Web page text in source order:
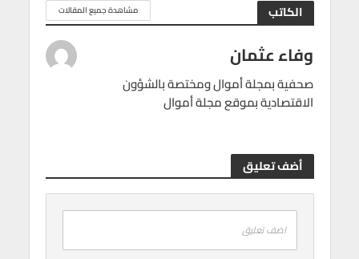
الكاتب مشاهدة جميع المقالات
وفاء عثمان
صحفية بمجلة أموال ومختصة بالشؤون
الاقتصادية بموقع مجلة أموال
أضف تعليق
اضف تعليق